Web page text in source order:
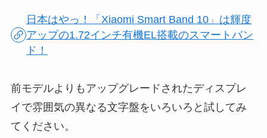
日本はやっ！「Xiaomi Smart Band 10」は輝度
アップの1.72インチ有機EL搭載のスマートバン
ド！
前モデルよりもアップグレードされたディスプレ
イで雰囲気の異なる文字盤をいろいろと試してみ
てください。